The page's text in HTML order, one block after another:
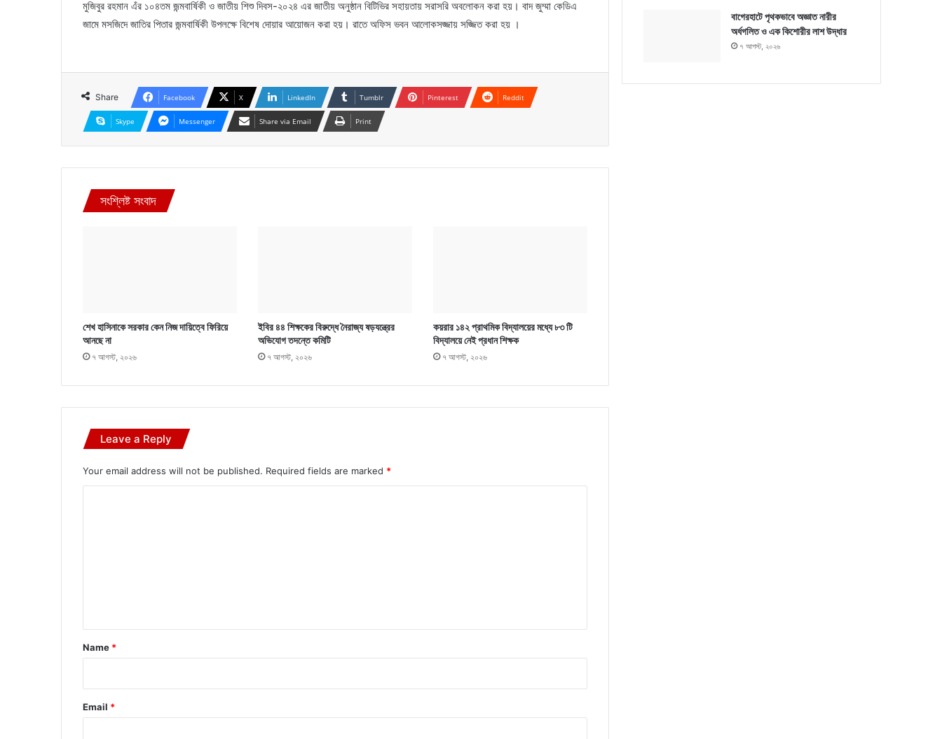
মুজিবুর রহমান এঁর ১০৪তম জন্মবার্ষিকী ও জাতীয় শিশু দিবস-২০২৪ এর জাতীয় অনুষ্ঠান বিটিভির সহায়তায় সরাসরি অবলোকন করা হয়। বাদ জুম্মা কেডিএ
জামে মসজিদে জাতির পিতার জন্মবার্ষিকী উপলক্ষে বিশেষ দোয়ার আয়োজন করা হয়। রাতে অফিস ভবন আলোকসজ্জায় সজ্জিত করা হয় ।
Share Facebook X LinkedIn Tumblr Pinterest Reddit
Skype Messenger Share via Email Print
সংশ্লিষ্ট সংবাদ
শেখ হাসিনাকে সরকার কেন নিজ দায়িত্বে ফিরিয়ে
আনছে না
৭ আগস্ট, ২০২৬
ইবির ৪৪ শিক্ষকের বিরুদ্ধে নৈরাজ্য ষড়যন্ত্রের
অভিযোগ তদন্তে কমিটি
৭ আগস্ট, ২০২৬
কয়রার ১৪২ প্রাথমিক বিদ্যালয়ের মধ্যে ৮৩ টি
বিদ্যালয়ে নেই প্রধান শিক্ষক
৭ আগস্ট, ২০২৬
Leave a Reply
Your email address will not be published. Required fields are marked *
*
Name *
Email *
বাগেরহাটে পৃথকভাবে অজ্ঞাত নারীর
অর্ধগলিত ও এক কিশোরীর লাশ উদ্ধার
৭ আগস্ট, ২০২৬